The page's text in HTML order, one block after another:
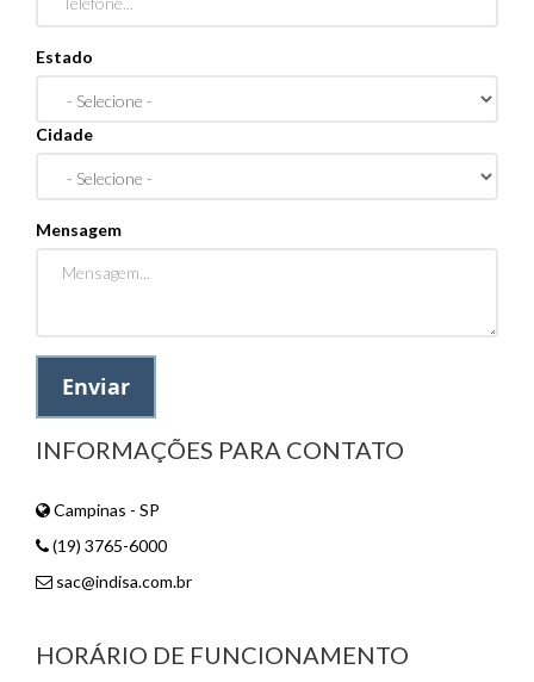
Estado
Cidade
Mensagem
Enviar
INFORMAÇÕES PARA CONTATO
Campinas - SP
(19) 3765-6000
sac@indisa.com.br
HORÁRIO DE FUNCIONAMENTO